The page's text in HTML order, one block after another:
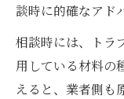
談時に的確なアド
相談時には、トラ
用している材料の
えると、業者側も